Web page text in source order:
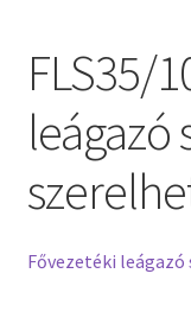
FLS35/
leágazó
Fővezetéki leágazó